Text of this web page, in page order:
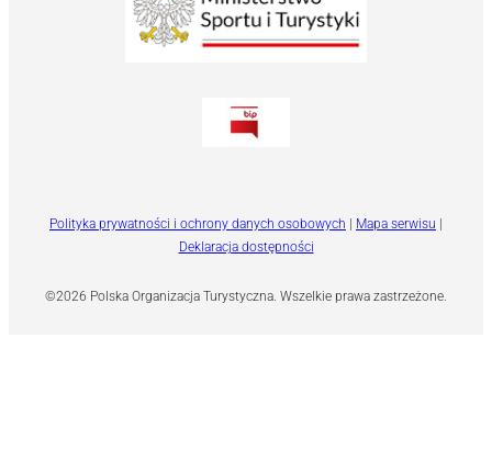
©2026 Polska Organizacja Turystyczna. Wszelkie prawa zastrzeżone.
Polityka prywatności i ochrony danych osobowych | Mapa serwisu |
Deklaracja dostępności